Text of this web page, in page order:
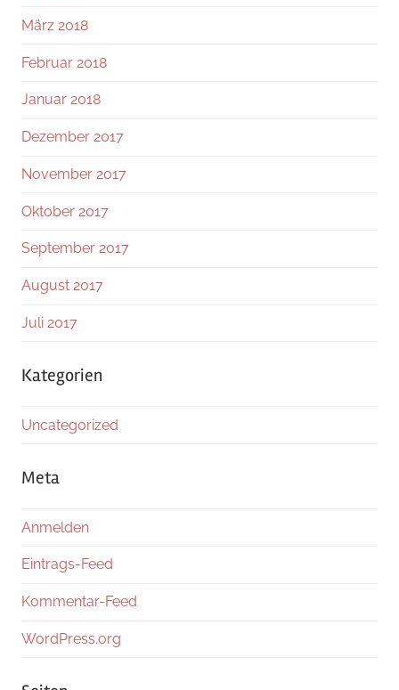
März 2018
Februar 2018
Januar 2018
Dezember 2017
November 2017
Oktober 2017
September 2017
August 2017
Juli 2017
Kategorien
Uncategorized
Meta
Anmelden
Eintrags-Feed
Kommentar-Feed
WordPress.org